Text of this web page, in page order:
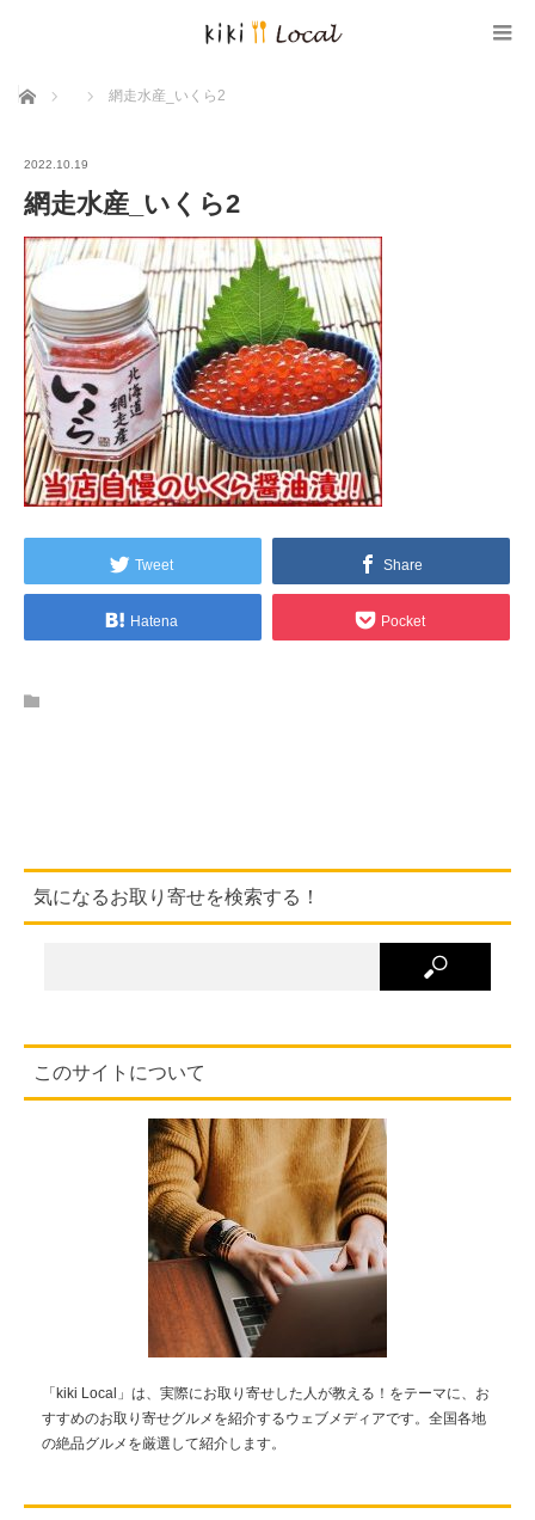
ホーム 網走水産_いくら2
2022.10.19
網走水産_いくら2
Tweet Share
Hatena Pocket
気になるお取り寄せを検索する！
このサイトについて
「kiki Local」は、実際にお取り寄せした人が教える！をテーマに、お
すすめのお取り寄せグルメを紹介するウェブメディアです。全国各地
の絶品グルメを厳選して紹介します。